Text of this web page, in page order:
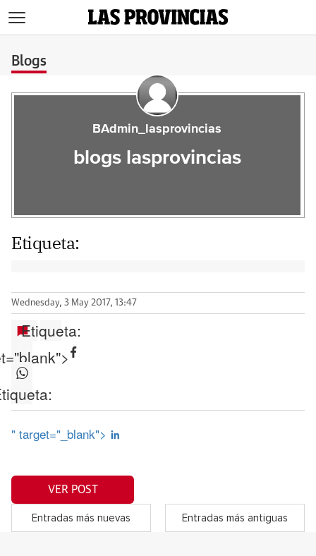
Blogs
BAdmin_lasprovincias
blogs lasprovincias
Etiqueta:
Wednesday, 3 May 2017, 13:47
Etiqueta:
" target="_blank">
VER POST
Entradas más nuevas Entradas más antiguas